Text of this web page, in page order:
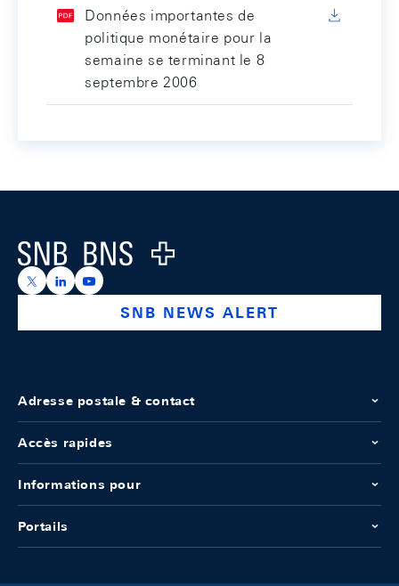
Données importantes de
politique monétaire pour la
semaine se terminant le 8
septembre 2006
Logo
https://x.com/snb_bns
https://ch.linkedin.com/company/swiss-national-
https://www.youtube.com/@swissnationalbank
SNB NEWS ALERT
Adresse postale & contact
Accès rapides
Informations pour
Portails